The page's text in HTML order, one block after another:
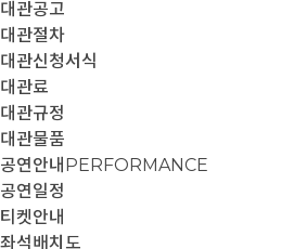
대관공고
대관절차
대관신청서식
대관료
대관규정
대관물품
공연안내 PERFORMANCE
공연일정
티켓안내
좌석배치도